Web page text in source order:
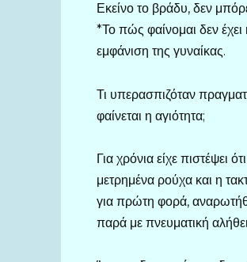
Εκείνο το βράδυ, δεν
*Το πώς φαίνομαι δεν έχει
εμφάνιση της γυναίκας.
Τι υπερασπιζόταν
φαίνεται η αγιότητα;
Για χρόνια είχε πιστέψει
μετρημένα ρούχα και η
για πρώτη φορά,
παρά με πνευματική